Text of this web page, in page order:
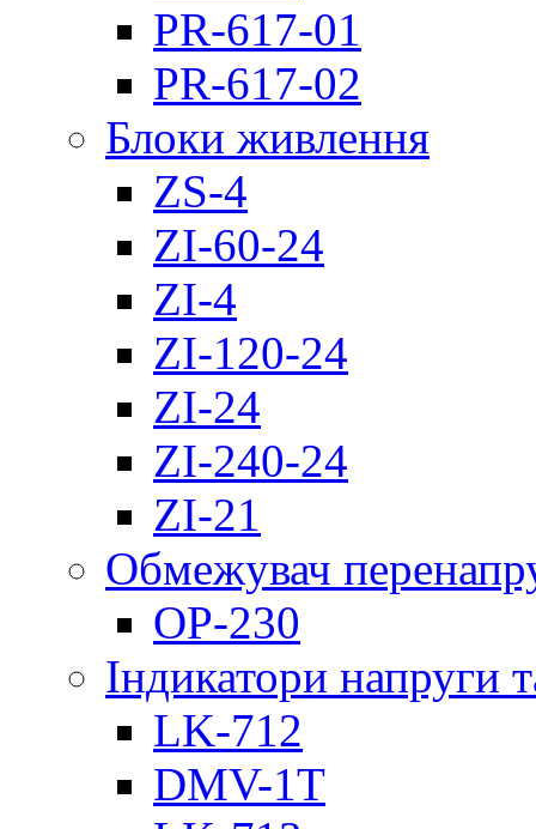
PR-617-01
PR-617-02
Блоки живлення
ZS-4
ZI-60-24
ZI-4
ZI-120-24
ZI-24
ZI-240-24
ZI-21
Обмежувач
OP-230
Індикатори напруги
LK-712
DMV-1T